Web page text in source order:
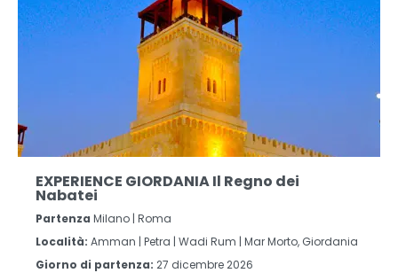
EXPERIENCE GIORDANIA Il Regno dei
Nabatei
Partenza Milano | Roma
Località: Amman | Petra | Wadi Rum | Mar Morto, Giordania
Giorno di partenza: 27 dicembre 2026